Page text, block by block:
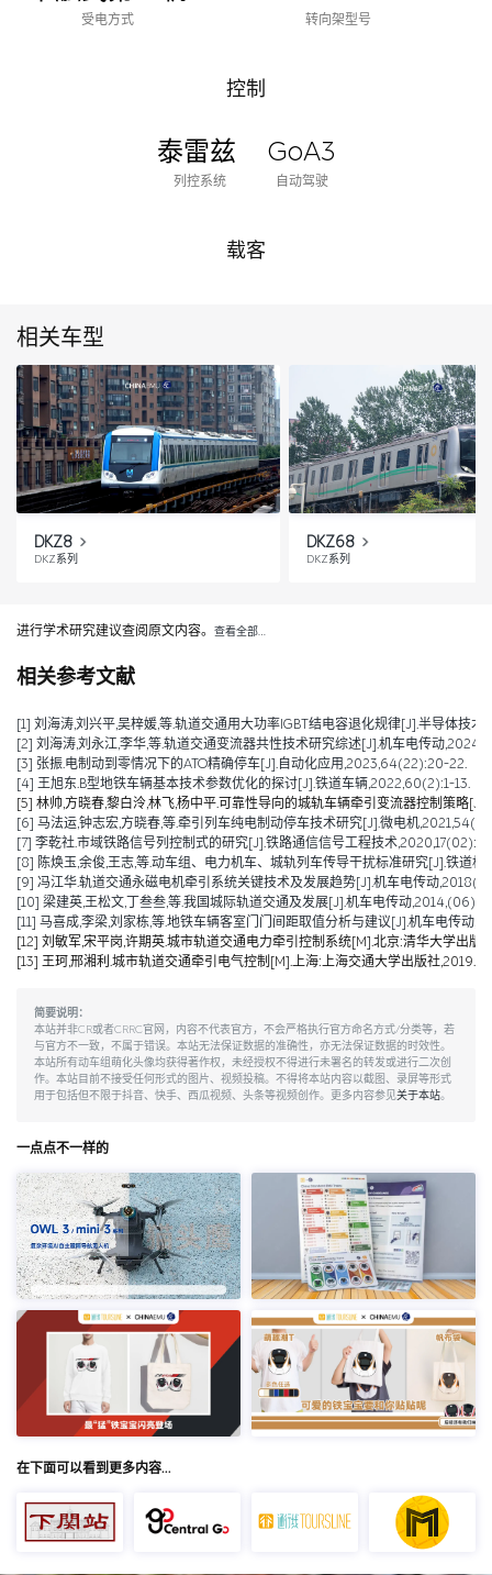
受电方式 转向架型号
控制
泰雷兹
列控系统
GoA3
自动驾驶
载客
相关车型
DKZ8
DKZ系列
DKZ68
DKZ系列
进行学术研究建议查阅原文内容。 查看全部…
相关参考文献
[1] 刘海涛,刘兴平,吴梓媛,等.轨道交通用大功率IGBT结电容退化规律[J].半导体技
[2] 刘海涛,刘永江,李华,等.轨道交通变流器共性技术研究综述[J].机车电传动
[3] 张振.电制动到零情况下的ATO精确停车[J].自动化应用,2023,64(22):20-22.
[4] 王旭东.B型地铁车辆基本技术参数优化的探讨[J].铁道车辆,2022,60(2):1-13.
[5] 林帅,方晓春,黎白泠,林飞,杨中平.可靠性导向的城轨车辆牵引变流器控制策略
[6] 马法运,钟志宏,方晓春,等.牵引列车纯电制动停车技术研究[J].微电机
[7] 李乾社.市域铁路信号列控制式的研究[J].铁路通信信号工程技术
[8] 陈焕玉,余俊,王志,等.动车组、电力机车、城轨列车传导干扰标准研究[J].铁道
[9] 冯江华.轨道交通永磁电机牵引系统关键技术及发展趋势[J].机车电传动
[10] 梁建英,王松文,丁叁叁,等.我国城际轨道交通及发展[J].机车电传动
[11] 马喜成,李梁,刘家栋,等.地铁车辆客室门门间距取值分析与建议[J].机车电传动
[12] 刘敏军,宋平岗,许期英.城市轨道交通电力牵引控制系统[M].北京:清华大学出版
[13] 王珂,邢湘利.城市轨道交通牵引电气控制[M].上海:上海交通大学出版社,2019.
简要说明：
本站并非CR或者CRRC官网，内容不代表官方，不会严格执行官方命名方式/分类等，若
与官方不一致，不属于错误。本站无法保证数据的准确性，亦无法保证数据的时效性。
本站所有动车组萌化头像均获得著作权，未经授权不得进行未署名的转发或进行二次创
作。本站目前不接受任何形式的图片、视频投稿。不得将本站内容以截图、录屏等形式
用于包括但不限于抖音、快手、西瓜视频、头条等视频创作。更多内容参见关于本站。
一点点不一样的
在下面可以看到更多内容…